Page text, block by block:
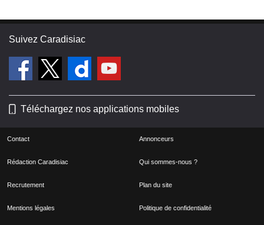
Suivez Caradisiac
Téléchargez nos applications mobiles
Contact Annonceurs
Rédaction Caradisiac Qui sommes-nous ?
Recrutement Plan du site
Mentions légales Politique de confidentialité